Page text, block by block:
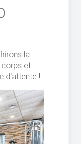
la
corps et
d’attente !